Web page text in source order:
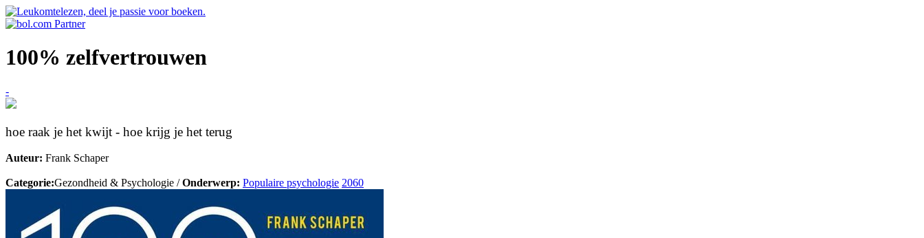
100% zelfvertrouwen
-
hoe raak je het kwijt - hoe krijg je het terug
Auteur: Frank Schaper
Categorie:Gezondheid & Psychologie /Onderwerp: Populaire psychologie 2060